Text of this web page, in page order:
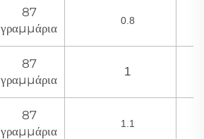
87
γραμμάρια
0.8
87
γραμμάρια
1
87
γραμμάρια
1.1